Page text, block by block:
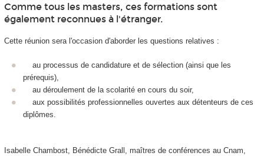
Comme tous les masters, ces formations sont
également reconnues à l'étranger.
Cette réunion sera l'occasion d'aborder les questions relatives :
au processus de candidature et de sélection (ainsi que les
prérequis),
au déroulement de la scolarité en cours du soir,
aux possibilités professionnelles ouvertes aux détenteurs de ces
diplômes.
Isabelle Chambost, Bénédicte Grall, maîtres de conférences au Cnam,